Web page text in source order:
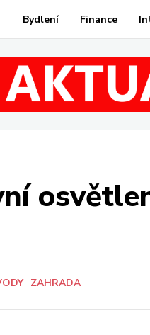
Bydlení Finance
ZAHRADA